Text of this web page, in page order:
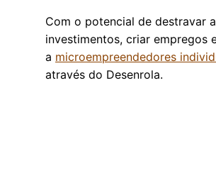
Com o potencial de destravar
investimentos, criar empregos
a microempreendedores
através do Desenrola.